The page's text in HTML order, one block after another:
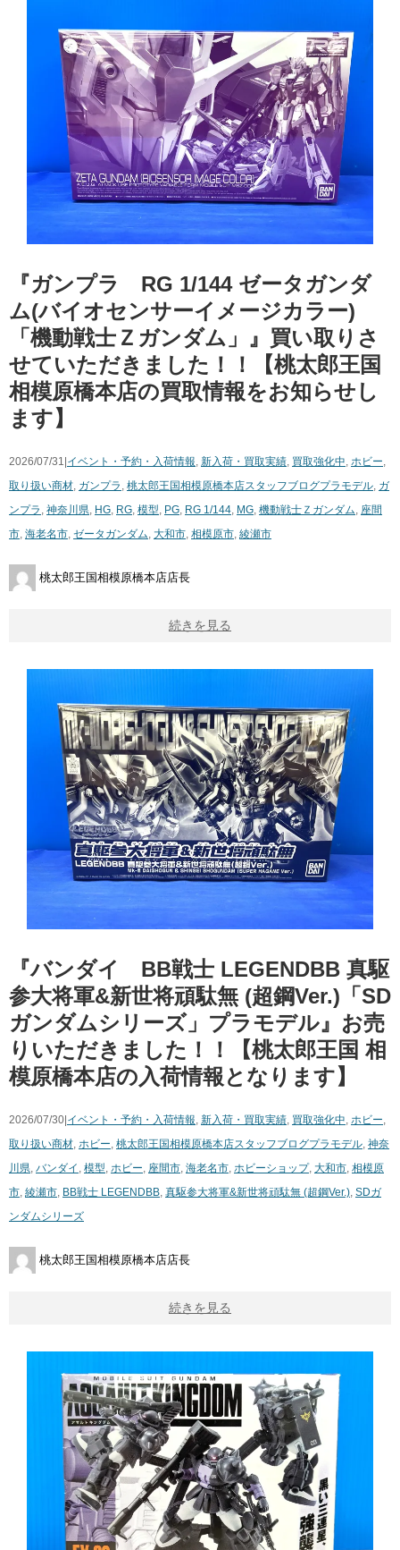
『ガンプラ RG ​1/144 ​ゼータガンダ
ム(バイオセンサーイメージカラー)
「機動戦士Ｚガンダム」』買い取りさ
せていただきました！！【桃太郎王国
相模原橋本店の買取情報をお知らせし
ます】
2026/07/31| イベント・予約・入荷情報, 新入荷・買取実績, 買取強化中, ホビー,
取り扱い商材, ガンプラ , 桃太郎王国相模原橋本店スタッフブログプラモデル, ガ
ンプラ , 神奈川県, HG, RG, 模型, PG, RG ​1/144, MG, 機動戦士Ｚガンダム, 座間
市, 海老名市, ゼータガンダム, 大和市, 相模原市, 綾瀬市
桃太郎王国相模原橋本店店長
続きを見る
『バンダイ BB戦士 LEGENDBB 真駆
参大将軍&新世将頑駄無 (超鋼Ver.)「SD
ガンダムシリーズ」プラモデル』お売
りいただきました！！【桃太郎王国 相
模原橋本店の入荷情報となります】
2026/07/30| イベント・予約・入荷情報, 新入荷・買取実績, 買取強化中, ホビー,
取り扱い商材, ホビー, 桃太郎王国相模原橋本店スタッフブログプラモデル, 神奈
川県, バンダイ , 模型, ホビー, 座間市, 海老名市, ホビーショップ, 大和市, 相模原
市, 綾瀬市, BB戦士 LEGENDBB, 真駆参大将軍&新世将頑駄無 (超鋼Ver.), SDガ
ンダムシリーズ
桃太郎王国相模原橋本店店長
続きを見る